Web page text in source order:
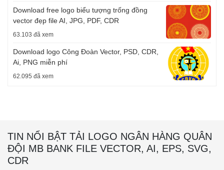
Download free logo biểu tượng trống đồng
vector đẹp file AI, JPG, PDF, CDR
63.103 đã xem
Download logo Công Đoàn Vector, PSD, CDR,
Ai, PNG miễn phí
62.095 đã xem
TIN NỔI BẬT TẢI LOGO NGÂN HÀNG QUÂN
ĐỘI MB BANK FILE VECTOR, AI, EPS, SVG,
CDR